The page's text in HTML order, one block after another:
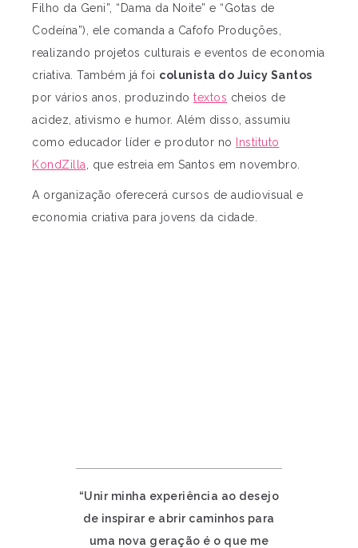
Filho da Geni”, “Dama da Noite” e “Gotas de
Codeína”), ele comanda a Cafofo Produções,
realizando projetos culturais e eventos de economia
criativa. Também já foi colunista do Juicy Santos
por vários anos, produzindo textos cheios de
acidez, ativismo e humor. Além disso, assumiu
como educador líder e produtor no Instituto
KondZilla , que estreia em Santos em novembro.
A organização oferecerá cursos de audiovisual e
economia criativa para jovens da cidade.
“Unir minha experiência ao desejo
de inspirar e abrir caminhos para
uma nova geração é o que me